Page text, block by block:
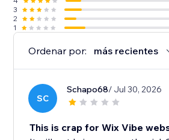
3
2
1
Ordenar por: más recientes
SC
Schapo68/ Jul 30, 2026
This is crap for Wix Vibe